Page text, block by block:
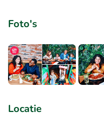
Foto's
Locatie